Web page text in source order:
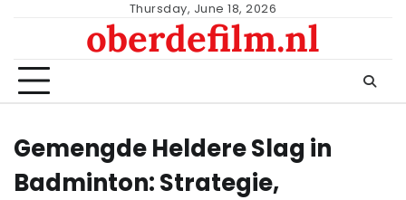
Thursday, June 18, 2026
oberdefilm.nl
Gemengde Heldere Slag in
Badminton: Strategie,